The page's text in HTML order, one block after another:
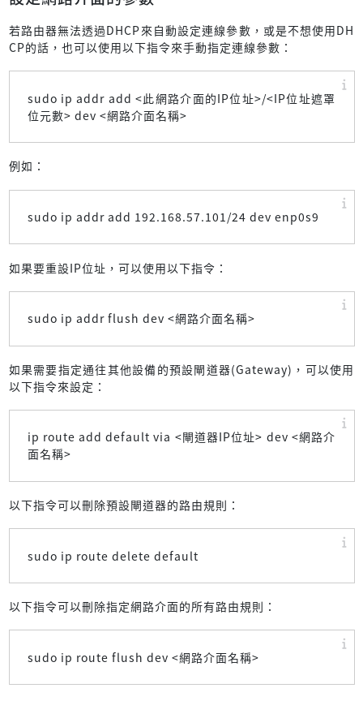
若路由器無法透過DHCP來自動設定連線參數，或是不想使用DH
CP的話，也可以使用以下指令來手動指定連線參數：
sudo ip addr add <此網路介面的IP位址>/<IP位址遮罩
位元數> dev <網路介面名稱>
例如：
sudo ip addr add 192.168.57.101/24 dev enp0s9
如果要重設IP位址，可以使用以下指令：
sudo ip addr flush dev <網路介面名稱>
如果需要指定通往其他設備的預設閘道器(Gateway)，可以使用
以下指令來設定：
ip route add default via <閘道器IP位址> dev <網路介
面名稱>
以下指令可以刪除預設閘道器的路由規則：
sudo ip route delete default
以下指令可以刪除指定網路介面的所有路由規則：
sudo ip route flush dev <網路介面名稱>